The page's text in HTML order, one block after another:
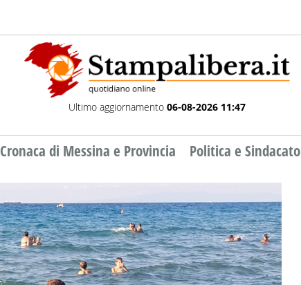
Ultimo aggiornamento 06-08-2026 11:47
Cronaca di Messina e Provincia Politica e Sindacato